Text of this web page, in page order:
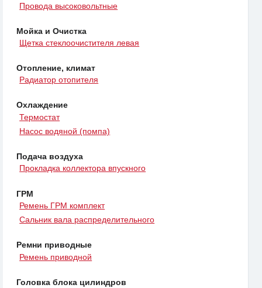
Провода высоковольтные
Мойка и Очистка
Щетка стеклоочистителя левая
Отопление, климат
Радиатор отопителя
Охлаждение
Термостат
Насос водяной (помпа)
Подача воздуха
Прокладка коллектора впускного
ГРМ
Ремень ГРМ комплект
Сальник вала распределительного
Ремни приводные
Ремень приводной
Головка блока цилиндров